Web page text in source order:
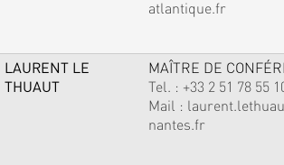
atlantique.fr
LAURENT LE
THUAUT
MAÎTRE DE
Tel. : +33 2 51 78 55
Mail :
nantes.fr